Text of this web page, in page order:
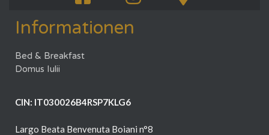
Informationen
Bed & Breakfast
Domus Iulii
CIN: IT030026B4RSP7KLG6
Largo Beata Benvenuta Boiani n°8